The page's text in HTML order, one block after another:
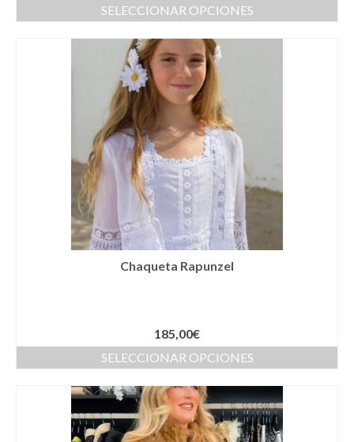
Complementos Ceremonia
Calzado para Ceremonia
Traje de bautismo
Vestidos niña
Complementos
Abanicos
Cestas
Cinturones
Colgantes
SELECCIONAR OPCIONES
Chaqueta Rapunzel
185,00€
SELECCIONAR OPCIONES